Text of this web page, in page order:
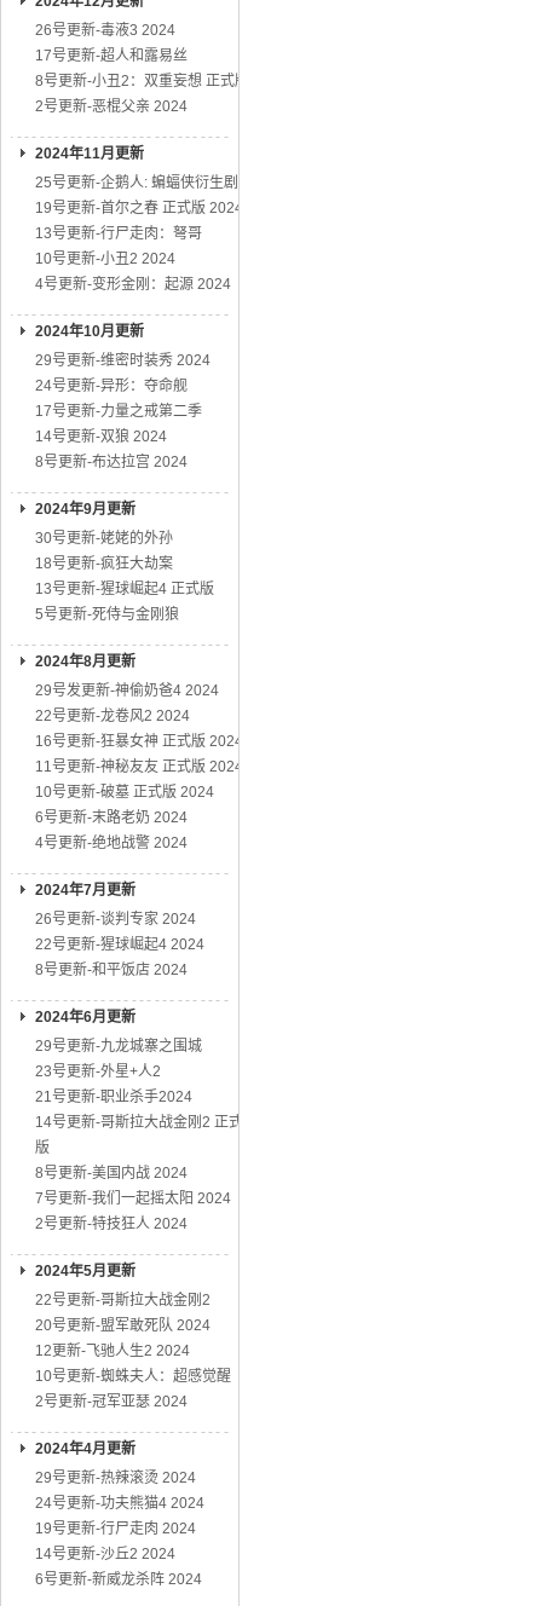
26号更新-毒液3 2024
17号更新-超人和露易丝
8号更新-小丑2：双重妄想 正式版
2号更新-恶棍父亲 2024
2024年11月更新
25号更新-企鹅人: 蝙蝠侠衍生剧
19号更新-首尔之春 正式版 2024
13号更新-行尸走肉：弩哥
10号更新-小丑2 2024
4号更新-变形金刚：起源 2024
2024年10月更新
29号更新-维密时装秀 2024
24号更新-异形：夺命舰
17号更新-力量之戒第二季
14号更新-双狼 2024
8号更新-布达拉宫 2024
2024年9月更新
30号更新-姥姥的外孙
18号更新-疯狂大劫案
13号更新-猩球崛起4 正式版
5号更新-死侍与金刚狼
2024年8月更新
29号发更新-神偷奶爸4 2024
22号更新-龙卷风2 2024
16号更新-狂暴女神 正式版 2024
11号更新-神秘友友 正式版 2024
10号更新-破墓 正式版 2024
6号更新-末路老奶 2024
4号更新-绝地战警 2024
2024年7月更新
26号更新-谈判专家 2024
22号更新-猩球崛起4 2024
8号更新-和平饭店 2024
2024年6月更新
29号更新-九龙城寨之围城
23号更新-外星+人2
21号更新-职业杀手2024
14号更新-哥斯拉大战金刚2 正式
版
8号更新-美国内战 2024
7号更新-我们一起摇太阳 2024
2号更新-特技狂人 2024
2024年5月更新
22号更新-哥斯拉大战金刚2
20号更新-盟军敢死队 2024
12更新-飞驰人生2 2024
10号更新-蜘蛛夫人：超感觉醒
2号更新-冠军亚瑟 2024
2024年4月更新
29号更新-热辣滚烫 2024
24号更新-功夫熊猫4 2024
19号更新-行尸走肉 2024
14号更新-沙丘2 2024
6号更新-新威龙杀阵 2024